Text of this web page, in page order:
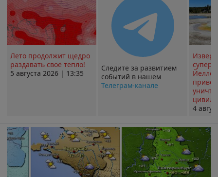
Лето продолжит щедро
раздавать своё тепло!
5 августа 2026 | 13:35
Следите за развитием
событий в нашем
Телеграм-канале
4